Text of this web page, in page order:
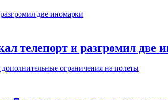
телепорт и разгромил две